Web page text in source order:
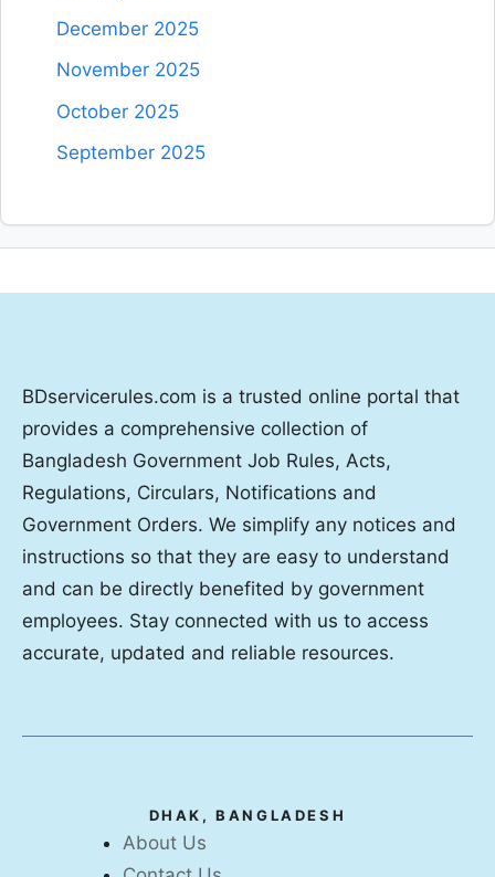
December 2025
November 2025
October 2025
September 2025
BDservicerules.com is a trusted online portal that
provides a comprehensive collection of
Bangladesh Government Job Rules, Acts,
Regulations, Circulars, Notifications and
Government Orders. We simplify any notices and
instructions so that they are easy to understand
and can be directly benefited by government
employees. Stay connected with us to access
accurate, updated and reliable resources.
DHAK, BANGLADESH
About Us